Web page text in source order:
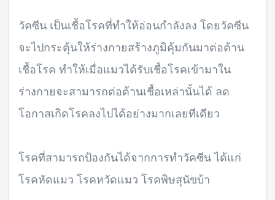
วัคซีน เป็นเชื้อโรคที่ทำให้อ่อนกำลังลง โดยวัคซีน
จะไปกระตุ้นให้ร่างกายสร้างภูมิคุ้มกันมาต่อต้าน
เชื้อโรค ทำให้เมื่อแมวได้รับเชื้อโรคเข้ามาใน
ร่างกายจะสามารถต่อต้านเชื้อเหล่านั้นได้ ลด
โอกาสเกิดโรคลงไปได้อย่างมากเลยทีเดียว
โรคที่สามารถป้องกันได้จากการทำวัคซีน ได้แก่
โรคหัดแมว โรคหวัดแมว โรคพิษสุนัขบ้า